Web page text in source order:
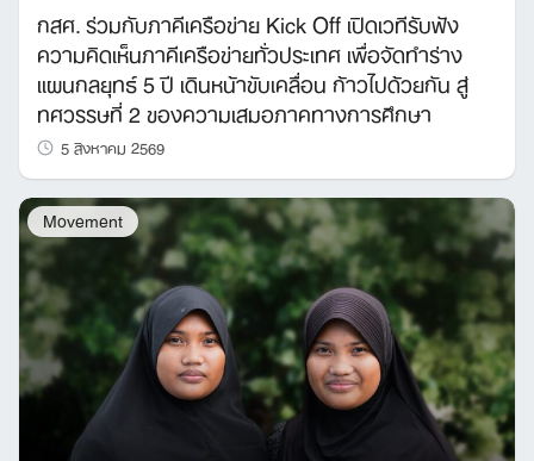
กสศ. ร่วมกับภาคีเครือข่าย Kick Off เปิดเวทีรับฟัง
ความคิดเห็นภาคีเครือข่ายทั่วประเทศ เพื่อจัดทำร่าง
แผนกลยุทธ์ 5 ปี เดินหน้าขับเคลื่อน ก้าวไปด้วยกัน สู่
ทศวรรษที่ 2 ของความเสมอภาคทางการศึกษา
5 สิงหาคม 2569
Movement